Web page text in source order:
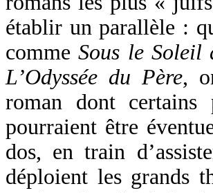
établir un parallèle :
commeSous le Soleil
L’Odyssée du Père,
roman dont certains
pourraient être
dos, en train
déploient les grands